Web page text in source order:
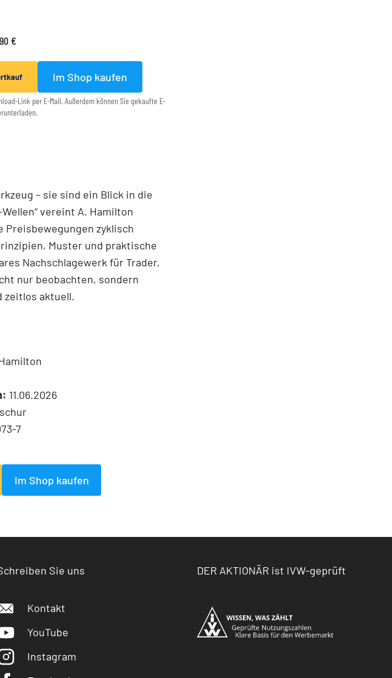
€
Im Shop kaufen
Link per E-Mail. Außerdem können Sie gekaufte E-
– sie sind ein Blick in die
vereint A. Hamilton
zyklisch
Muster und praktische
Nachschlagewerk für Trader,
nur beobachten, sondern
zeitlos aktuell.
11.06.2026
7
Im Shop kaufen
Sie uns
Kontakt
YouTube
Instagram
DER AKTIONÄR ist IVW-geprüft